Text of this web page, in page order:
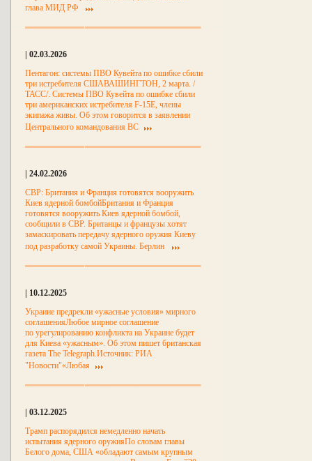
глава МИД РФ
| 02.03.2026
Пентагон: системы ПВО Кувейта по ошибке сбили
три истребителя СШАВАШИНГТОН, 2 марта. /
ТАСС/. Системы ПВО Кувейта по ошибке сбили
три американских истребителя F-15E, члены
экипажа живы. Об этом говорится в заявлении
Центрального командования ВС
| 24.02.2026
СВР: Британия и Франция готовятся вооружить
Киев ядерной бомбойБритания и Франция
готовятся вооружить Киев ядерной бомбой,
сообщили в СВР. Британцы и французы хотят
замаскировать передачу ядерного оружия Киеву
под разработку самой Украины. Берлин
| 10.12.2025
Украине предрекли «ужасные условия» мирного
соглашенияЛюбое мирное соглашение
по урегулированию конфликта на Украине будет
для Киева «ужасным». Об этом пишет британская
газета The Telegraph.Источник: РИА
"Новости"«Любая
| 03.12.2025
Трамп распорядился немедленно начать
испытания ядерного оружияПо словам главы
Белого дома, США «обладают самым крупным